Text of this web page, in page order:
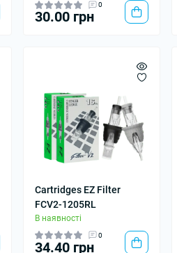
0
30.00 грн
Cartridges EZ Filter
FCV2-1205RL
В наявності
0
34.40 грн